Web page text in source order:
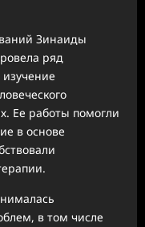
Зинаиды
ряд
Ее работы помогли
в основе
в том числе